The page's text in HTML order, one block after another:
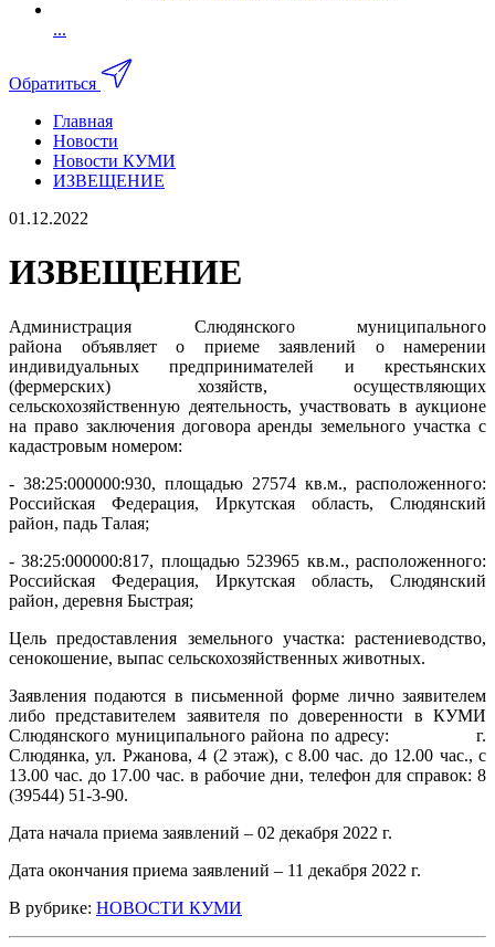
...
Обратиться
Главная
Новости
Новости КУМИ
ИЗВЕЩЕНИЕ
01.12.2022
ИЗВЕЩЕНИЕ
Администрация Слюдянского муниципального
района объявляет о приеме заявлений о намерении
индивидуальных предпринимателей и крестьянских
(фермерских) хозяйств, осуществляющих
сельскохозяйственную деятельность, участвовать в аукционе
на право заключения договора аренды земельного участка с
кадастровым номером:
- 38:25:000000:930, площадью 27574 кв.м., расположенного:
Российская Федерация, Иркутская область, Слюдянский
район, падь Талая;
- 38:25:000000:817, площадью 523965 кв.м., расположенного:
Российская Федерация, Иркутская область, Слюдянский
район, деревня Быстрая;
Цель предоставления земельного участка: растениеводство,
сенокошение, выпас сельскохозяйственных животных.
Заявления подаются в письменной форме лично заявителем
либо представителем заявителя по доверенности в КУМИ
Слюдянского муниципального района по адресу: г.
Слюдянка, ул. Ржанова, 4 (2 этаж), с 8.00 час. до 12.00 час., с
13.00 час. до 17.00 час. в рабочие дни, телефон для справок: 8
(39544) 51-3-90.
Дата начала приема заявлений – 02 декабря 2022 г.
Дата окончания приема заявлений – 11 декабря 2022 г.
В рубрике: НОВОСТИ КУМИ